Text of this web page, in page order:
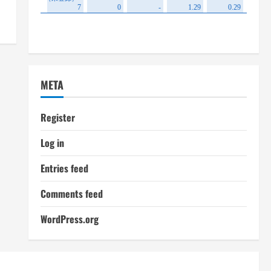
META
Register
Log in
Entries feed
Comments feed
WordPress.org